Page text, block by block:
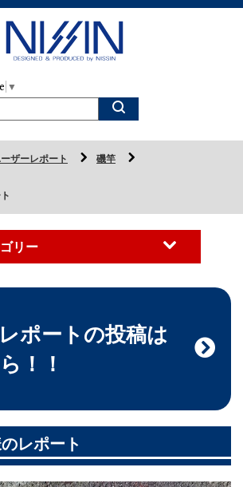
▼
ザーレポート 磯竿
ポートの投稿は
！！
レポート